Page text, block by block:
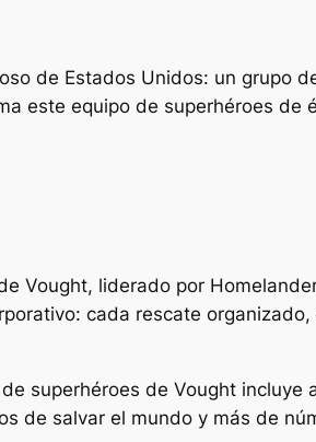
de Estados Unidos: un grupo
este equipo de superhéroes de
Vought, liderado por
cada rescate
superhéroes de Vought incluye
de salvar el mundo y más de